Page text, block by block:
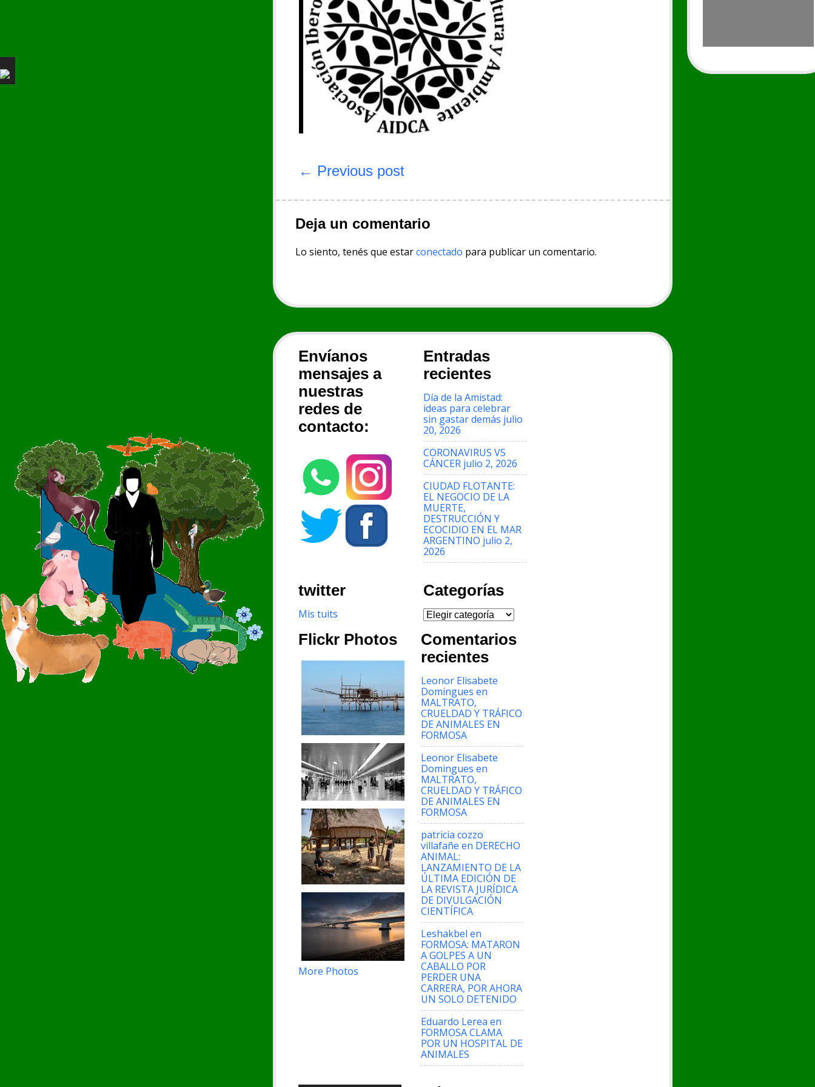
entradas
← Previous post
Deja un comentario
Lo siento, tenés que estarconectado para publicar un comentario.
Envíanos
mensajes a
nuestras
redes de
contacto:
Entradas
recientes
Día de la Amistad:
ideas para celebrar
sin gastar demás julio
20, 2026
CORONAVIRUS VS
CÁNCER julio 2, 2026
CIUDAD FLOTANTE:
EL NEGOCIO DE LA
MUERTE,
DESTRUCCIÓN Y
ECOCIDIO EN EL MAR
ARGENTINO julio 2,
2026
twitter
Mis tuits
Categorías
Categorías
Comentarios
recientes
Leonor Elisabete
Domingues en
MALTRATO,
CRUELDAD Y TRÁFICO
DE ANIMALES EN
FORMOSA
Leonor Elisabete
Domingues en
MALTRATO,
CRUELDAD Y TRÁFICO
DE ANIMALES EN
FORMOSA
patricia cozzo
villafañe en DERECHO
ANIMAL:
LANZAMIENTO DE LA
ÚLTIMA EDICIÓN DE
LA REVISTA JURÍDICA
DE DIVULGACIÓN
CIENTÍFICA
Leshakbel en
FORMOSA: MATARON
A GOLPES A UN
CABALLO POR
PERDER UNA
CARRERA, POR AHORA
UN SOLO DETENIDO
Eduardo Lerea en
FORMOSA CLAMA
POR UN HOSPITAL DE
ANIMALES
Flickr Photos
More Photos